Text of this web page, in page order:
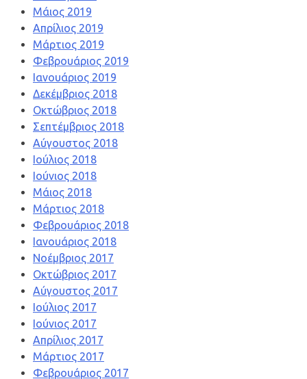
Μάιος 2019
Απρίλιος 2019
Μάρτιος 2019
Φεβρουάριος 2019
Ιανουάριος 2019
Δεκέμβριος 2018
Οκτώβριος 2018
Σεπτέμβριος 2018
Αύγουστος 2018
Ιούλιος 2018
Ιούνιος 2018
Μάιος 2018
Μάρτιος 2018
Φεβρουάριος 2018
Ιανουάριος 2018
Νοέμβριος 2017
Οκτώβριος 2017
Αύγουστος 2017
Ιούλιος 2017
Ιούνιος 2017
Απρίλιος 2017
Μάρτιος 2017
Φεβρουάριος 2017